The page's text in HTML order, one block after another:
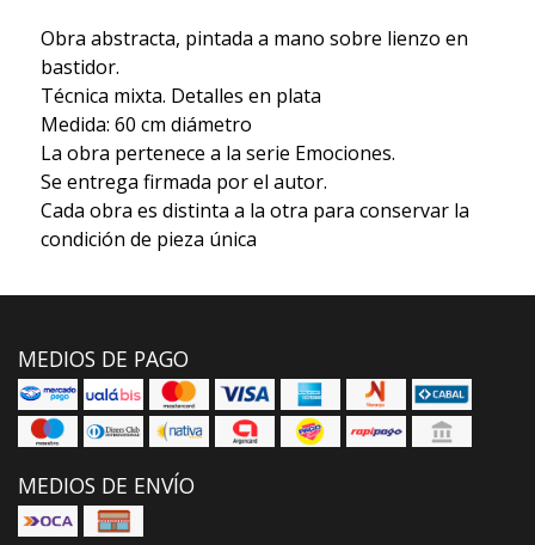
Obra abstracta, pintada a mano sobre lienzo en
bastidor.
Técnica mixta. Detalles en plata
Medida: 60 cm diámetro
La obra pertenece a la serie Emociones.
Se entrega firmada por el autor.
Cada obra es distinta a la otra para conservar la
condición de pieza única
MEDIOS DE PAGO
MEDIOS DE ENVÍO